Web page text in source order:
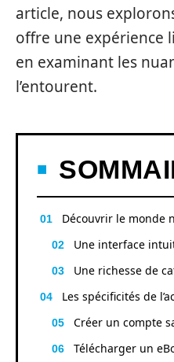
article, nous
offre une expérience
en examinant les
l’entourent.
Découvrir le monde
Une interface
Une richesse de
Les spécificités de
Créer un compte
Télécharger un